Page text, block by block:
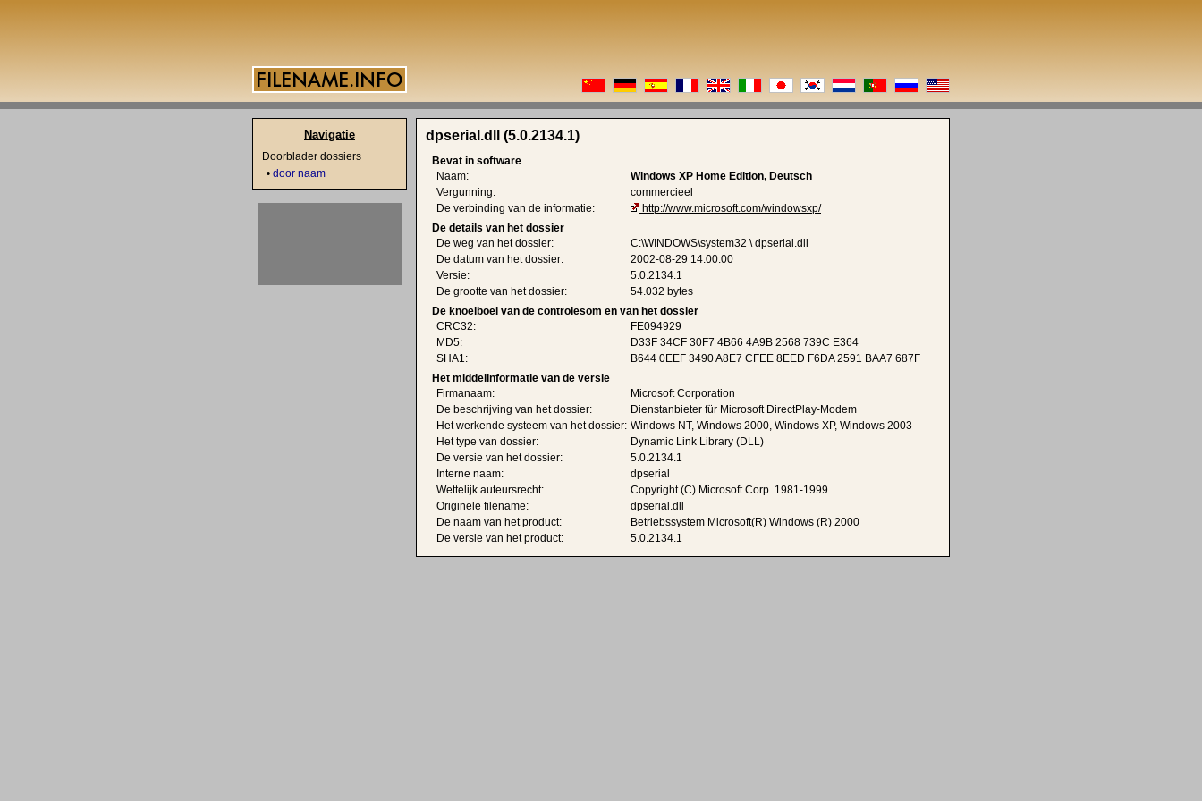
dpserial.dll (5.0.2134.1)
Bevat in software
Naam:
Windows XP Home Edition, Deutsch
Vergunning:
commercieel
De verbinding van de informatie:
http://www.microsoft.com/windowsxp/
De details van het dossier
De weg van het dossier:
C:\WINDOWS\system32 \ dpserial.dll
De datum van het dossier:
2002-08-29 14:00:00
Versie:
5.0.2134.1
De grootte van het dossier:
54.032 bytes
De knoeiboel van de controlesom en van het dossier
CRC32:
FE094929
MD5:
D33F 34CF 30F7 4B66 4A9B 2568 739C E364
SHA1:
B644 0EEF 3490 A8E7 CFEE 8EED F6DA 2591 BAA7 687F
Het middelinformatie van de versie
Firmanaam:
Microsoft Corporation
De beschrijving van het dossier:
Dienstanbieter für Microsoft DirectPlay-Modem
Het werkende systeem van het dossier: Windows NT, Windows 2000, Windows XP, Windows 2003
Het type van dossier:
Dynamic Link Library (DLL)
De versie van het dossier:
5.0.2134.1
Interne naam:
dpserial
Wettelijk auteursrecht:
Copyright (C) Microsoft Corp. 1981-1999
Originele filename:
dpserial.dll
De naam van het product:
Betriebssystem Microsoft(R) Windows (R) 2000
De versie van het product:
5.0.2134.1
Navigatie
Doorblader dossiers
• door naam